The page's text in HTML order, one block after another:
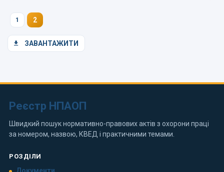
1 2
ЗАВАНТАЖИТИ
Реєстр НПАОП
Швидкий пошук нормативно-правових актів з охорони праці
за номером, назвою, КВЕД і практичними темами.
РОЗДІЛИ